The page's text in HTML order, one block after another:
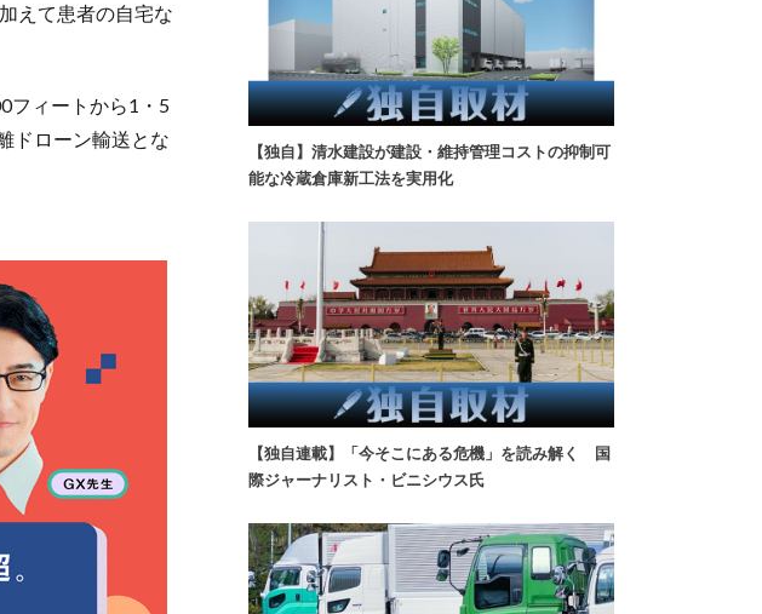
えて患者の自宅な
フィートから1・5
ドローン輸送とな
【独自】清水建設が建設・維持管理コストの抑制可
能な冷蔵倉庫新工法を実用化
【独自連載】「今そこにある危機」を読み解く 国
際ジャーナリスト・ビニシウス氏